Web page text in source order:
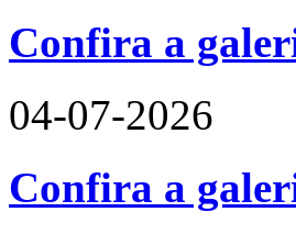
Confira a
04-07-2026
Confira a